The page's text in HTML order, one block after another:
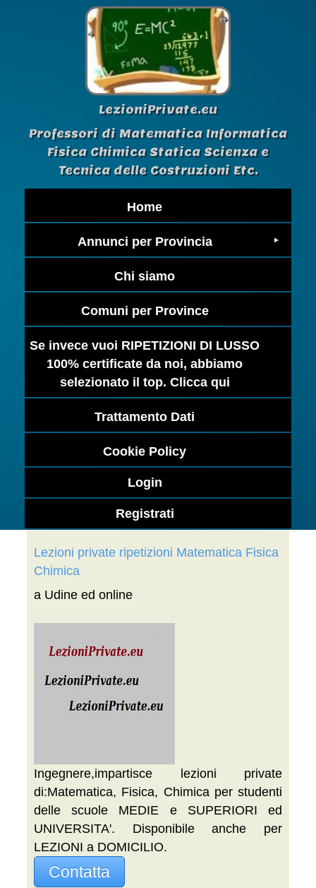
LezioniPrivate.eu
Professori di Matematica Informatica
Fisica Chimica Statica Scienza e
Tecnica delle Costruzioni Etc.
Home
Annunci per Provincia
Chi siamo
Comuni per Province
Se invece vuoi RIPETIZIONI DI LUSSO
100% certificate da noi, abbiamo
selezionato il top. Clicca qui
Trattamento Dati
Cookie Policy
Login
Registrati
Lezioni private ripetizioni Matematica Fisica
Chimica
a Udine ed online
Ingegnere,impartisce lezioni private
di:Matematica, Fisica, Chimica per studenti
delle scuole MEDIE e SUPERIORI ed
UNIVERSITA'. Disponibile anche per
LEZIONI a DOMICILIO.
Contatta